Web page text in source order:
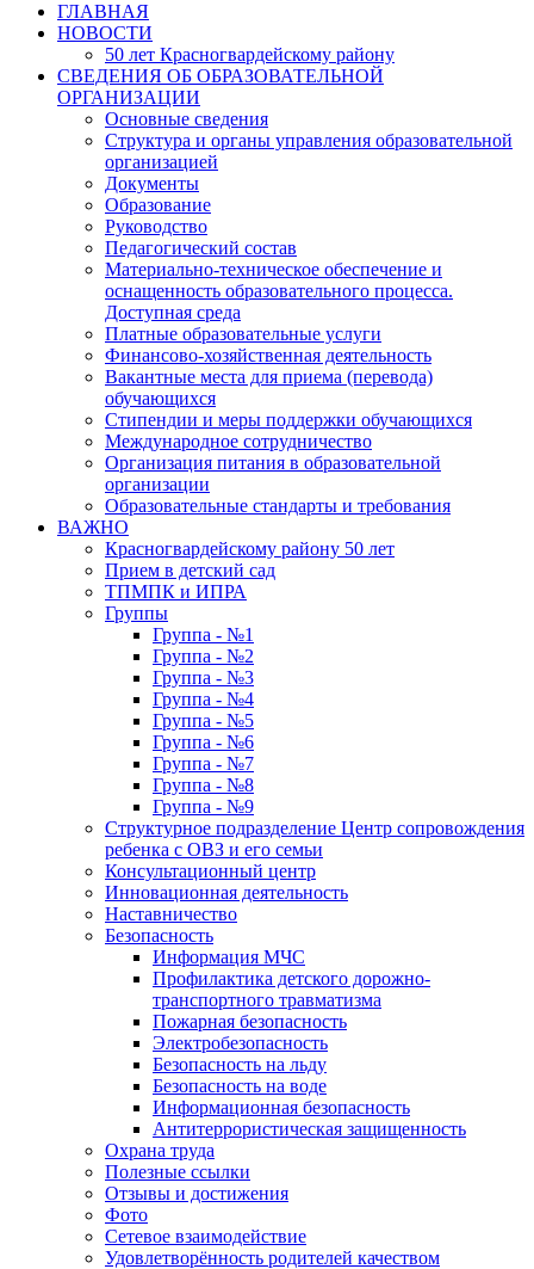
ГЛАВНАЯ
НОВОСТИ
50 лет Красногвардейскому району
СВЕДЕНИЯ ОБ ОБРАЗОВАТЕЛЬНОЙ
ОРГАНИЗАЦИИ
Основные сведения
Структура и органы управления образовательной
организацией
Документы
Образование
Руководство
Педагогический состав
Материально-техническое обеспечение и
оснащенность образовательного процесса.
Доступная среда
Платные образовательные услуги
Финансово-хозяйственная деятельность
Вакантные места для приема (перевода)
обучающихся
Стипендии и меры поддержки обучающихся
Международное сотрудничество
Организация питания в образовательной
организации
Образовательные стандарты и требования
ВАЖНО
Красногвардейскому району 50 лет
Прием в детский сад
ТПМПК и ИПРА
Группы
Группа - №1
Группа - №2
Группа - №3
Группа - №4
Группа - №5
Группа - №6
Группа - №7
Группа - №8
Группа - №9
Структурное подразделение Центр сопровождения
ребенка с ОВЗ и его семьи
Консультационный центр
Инновационная деятельность
Наставничество
Безопасность
Информация МЧС
Профилактика детского дорожно-
транспортного травматизма
Пожарная безопасность
Электробезопасность
Безопасность на льду
Безопасность на воде
Информационная безопасность
Антитеррористическая защищенность
Охрана труда
Полезные ссылки
Отзывы и достижения
Фото
Сетевое взаимодействие
Удовлетворённость родителей качеством